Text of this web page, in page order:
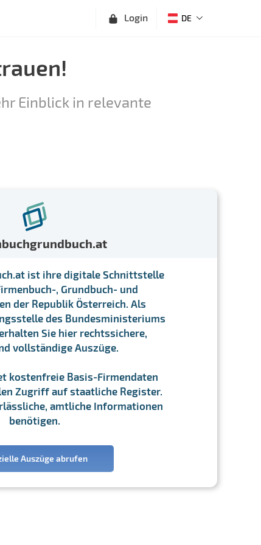
Login DE
Einblick in relevante
ist ihre digitale Schnittstelle
, Grundbuch- und
der Republik Österreich. Als
des Bundesministeriums
Sie hier rechtssichere,
vollständige Auszüge.
kostenfreie Basis-Firmendaten
Zugriff auf staatliche Register.
amtliche Informationen
benötigen.
Auszüge abrufen